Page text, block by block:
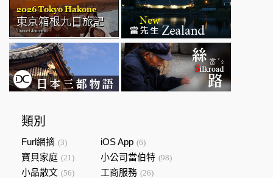
類別
Furl網摘 (3) iOS App (6)
寶貝家庭 (21) 小公司當伯特 (98)
小品散文 (56) 工商服務 (26)